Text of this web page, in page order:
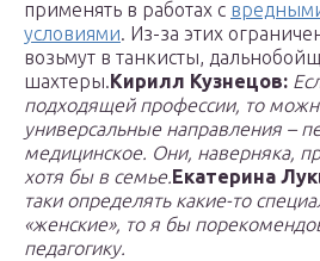
применять в работах с
условиями. Из-за этих
возьмут в танкисты,
шахтеры.Кирилл Кузнецов:
подходящей профессии, то
универсальные направления –
медицинское. Они, наверняка,
хотя бы в семье.Екатерина
таки определять какие-то
«женские», то я бы
педагогику.